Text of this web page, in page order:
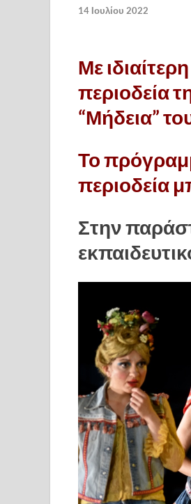
14 Ιουλίου 2022
Με
περιοδεία
“Μήδεια”
Το
περιοδεία
Στην